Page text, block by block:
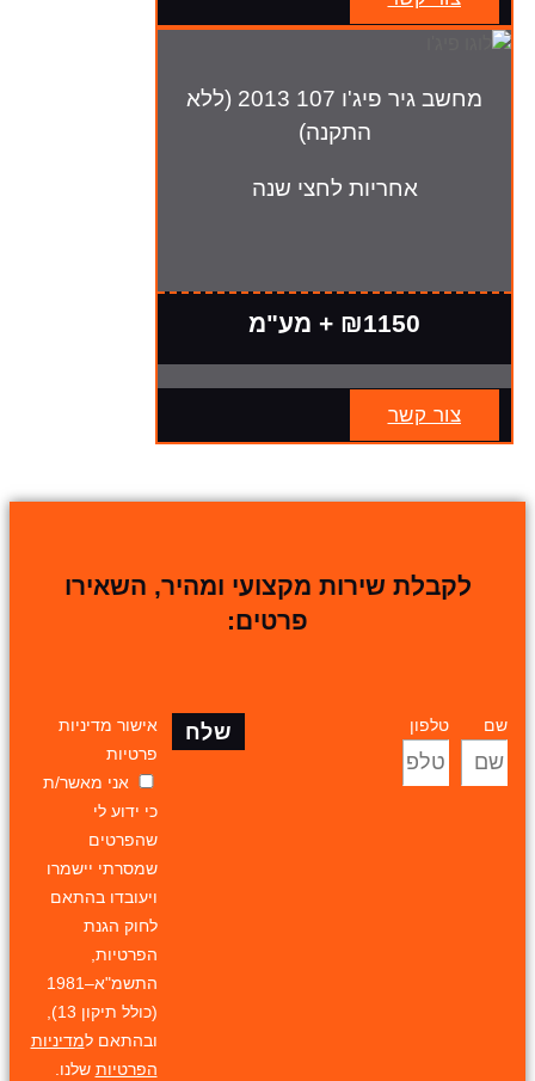
מחשב גיר פיג'ו 107 2013 (ללא
התקנה)
אחריות לחצי שנה
₪1150 + מע"מ
צור קשר
לקבלת שירות מקצועי ומהיר, השאירו
פרטים:
שם טלפון
אישור מדיניות
פרטיות
אני מאשר/ת
כי ידוע לי
שהפרטים
שמסרתי יישמרו
ויעובדו בהתאם
לחוק הגנת
הפרטיות,
התשמ"א–1981
(כולל תיקון 13),
ובהתאם למדיניות
הפרטיות שלנו.
שלח